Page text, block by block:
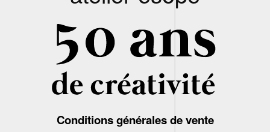
Conditions générales de vente